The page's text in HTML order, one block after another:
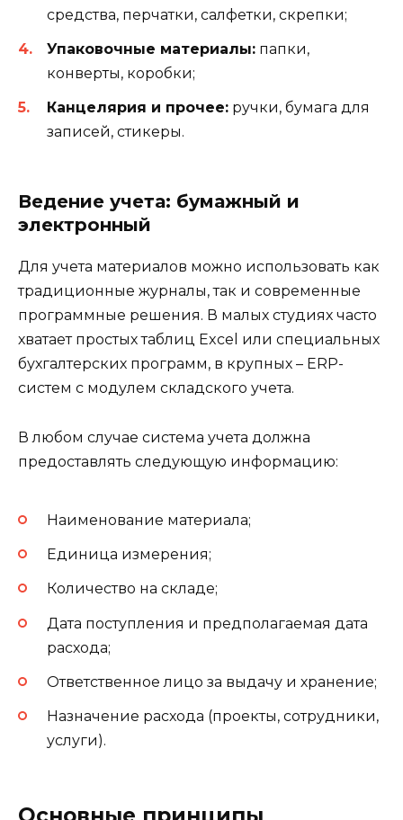
средства, перчатки, салфетки, скрепки;
Упаковочные материалы: папки,
конверты, коробки;
Канцелярия и прочее: ручки, бумага для
записей, стикеры.
Ведение учета: бумажный и
электронный
Для учета материалов можно использовать как
традиционные журналы, так и современные
программные решения. В малых студиях часто
хватает простых таблиц Excel или специальных
бухгалтерских программ, в крупных – ERP-
систем с модулем складского учета.
В любом случае система учета должна
предоставлять следующую информацию:
Наименование материала;
Единица измерения;
Количество на складе;
Дата поступления и предполагаемая дата
расхода;
Ответственное лицо за выдачу и хранение;
Назначение расхода (проекты, сотрудники,
услуги).